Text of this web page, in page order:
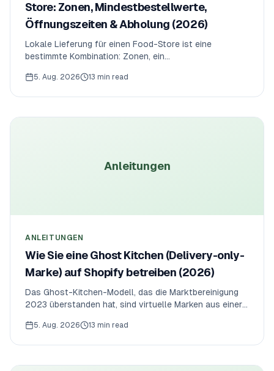
Store: Zonen, Mindestbestellwerte,
Öffnungszeiten & Abholung (2026)
Lokale Lieferung für einen Food-Store ist eine
bestimmte Kombination: Zonen, ein
Abholung. So richten Sie das in Shopify ein — und die
5. Aug. 2026 13 min read
Anleitungen
ANLEITUNGEN
Wie Sie eine Ghost Kitchen (Delivery-only-
Marke) auf Shopify betreiben (2026)
Das Ghost-Kitchen-Modell, das die Marktbereinigung
2023 überstanden hat, sind virtuelle Marken aus einer
deckeln die Kapazität einer Küche, damit sie sich nie
5. Aug. 2026 13 min read